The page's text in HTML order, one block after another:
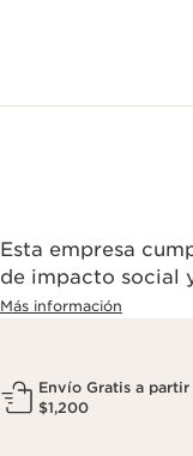
Esta empresa
de impacto social
Más información
Envío Gratis a partir
$1,200